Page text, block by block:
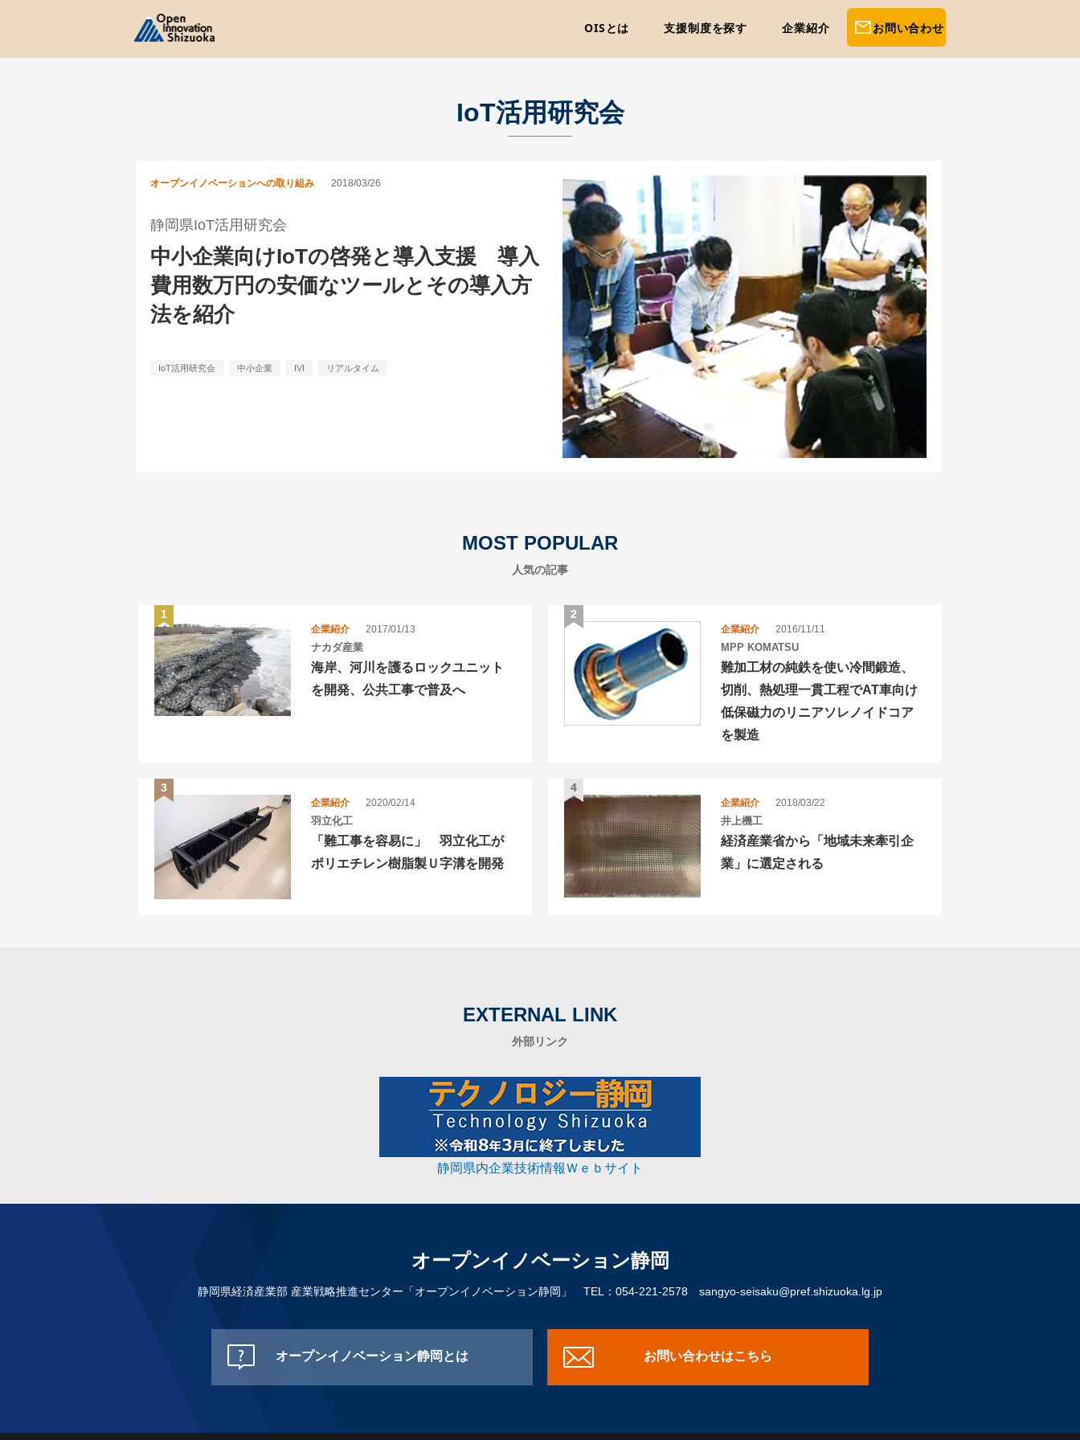
OISとは 支援制度を探す 企業紹介 お問い合わせ
IoT活用研究会
オープンイノベーションへの取り組み 2018/03/26
静岡県IoT活用研究会
中小企業向けIoTの啓発と導入支援 導入
費用数万円の安価なツールとその導入方
法を紹介
IoT活用研究会 中小企業 IVI リアルタイム
MOST POPULAR
人気の記事
企業紹介 2017/01/13
ナカダ産業
海岸、河川を護るロックユニット
を開発、公共工事で普及へ
企業紹介 2016/11/11
MPP KOMATSU
難加工材の純鉄を使い冷間鍛造、
切削、熱処理一貫工程でAT車向け
低保磁力のリニアソレノイドコア
を製造
企業紹介 2020/02/14
羽立化工
「難工事を容易に」 羽立化工が
ポリエチレン樹脂製Ｕ字溝を開発
企業紹介 2018/03/22
井上機工
経済産業省から「地域未来牽引企
業」に選定される
EXTERNAL LINK
外部リンク
静岡県内企業技術情報Ｗｅｂサイト
オープンイノベーション静岡
静岡県経済産業部 産業戦略推進センター「オープンイノベーション静岡」 TEL：054-221-2578 sangyo-seisaku@pref.shizuoka.lg.jp
オープンイノベーション静岡とは お問い合わせはこちら